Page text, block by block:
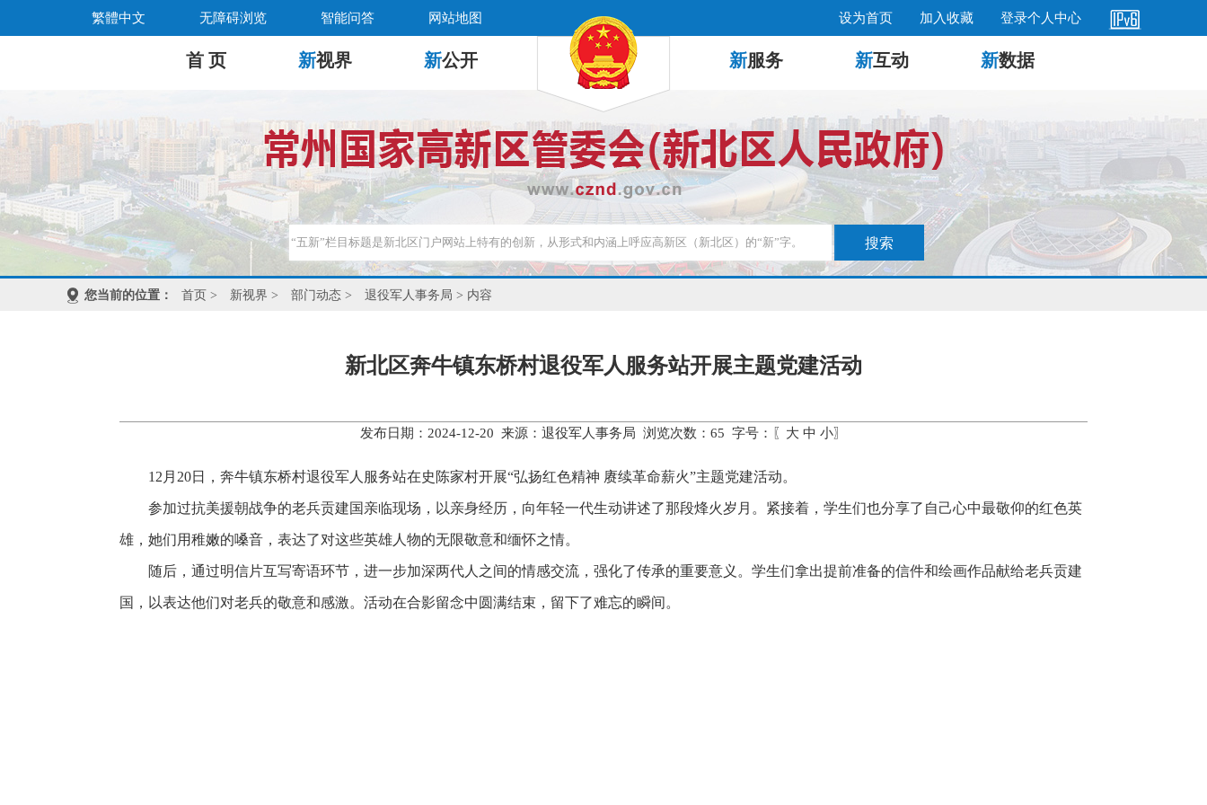
繁體中文 无障碍浏览 智能问答 网站地图 设为首页 加入收藏 登录个人中心
首 页 新视界 新公开 新服务 新互动 新数据
您当前的位置： 首页 > 新视界 > 部门动态 > 退役军人事务局 > 内容
新北区奔牛镇东桥村退役军人服务站开展主题党建活动
发布日期：2024-12-20 来源：退役军人事务局 浏览次数： 65 字号：〖 大 中 小〗
12月20日，奔牛镇东桥村退役军人服务站在史陈家村开展“弘扬红色精神 赓续革命薪火”主题党建活动。
参加过抗美援朝战争的老兵贡建国亲临现场，以亲身经历，向年轻一代生动讲述了那段烽火岁月。紧接着，学生们也分享了自己心中最敬仰的红色英
雄，她们用稚嫩的嗓音，表达了对这些英雄人物的无限敬意和缅怀之情。
随后，通过明信片互写寄语环节，进一步加深两代人之间的情感交流，强化了传承的重要意义。学生们拿出提前准备的信件和绘画作品献给老兵贡建
国，以表达他们对老兵的敬意和感激。活动在合影留念中圆满结束，留下了难忘的瞬间。